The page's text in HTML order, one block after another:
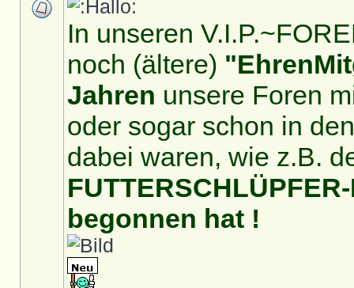
In unseren
noch (ältere)
Jahren unsere Foren
oder sogar schon in
dabei waren, wie z.B.
begonnen hat !